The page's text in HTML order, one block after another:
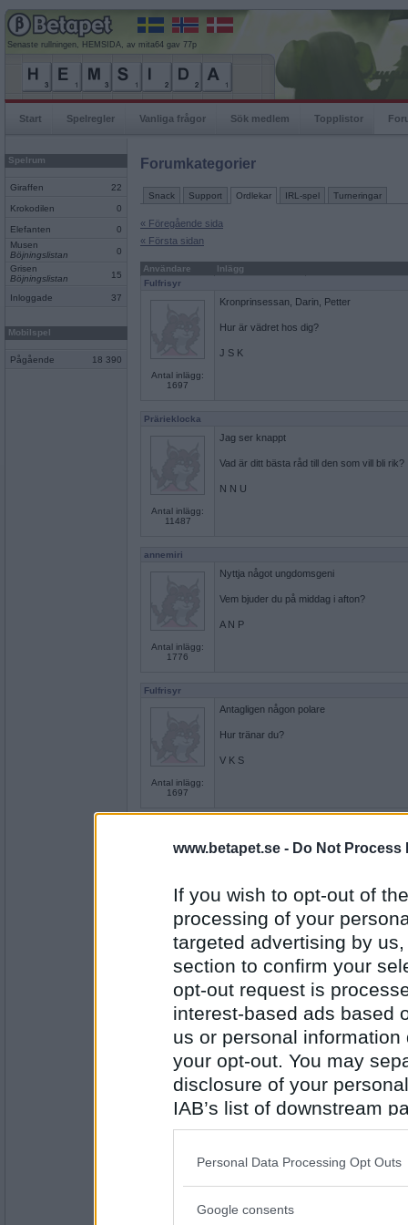
www.betapet.se - Do Not Process
If you wish to opt-out of
processing of your
targeted advertising by
section to confirm your
opt-out request is
interest-based ads based
us or personal
your opt-out. You may
disclosure of your
IAB’s list of downstream
also be disclosed by us
Downstream Participants
Please note that this
Personal Data Processing Opt Outs
Google consents
Senaste rullningen, HEMSIDA, av mita64 gav 77p
Start Spelregler Vanliga frågor Sök medlem Topplistor
Spelrum
Giraffen 22
Krokodilen 0
Elefanten
0
Musen
Böjningslistan
0
Grisen
Böjningslistan
15
Inloggade 37
Mobilspel
Pågående 18 390
Forumkategorier
Snack Support Ordlekar IRL-spel Turneringar
« Föregående sida
« Första sidan
Användare
Inlägg
Fulfrisyr
Antal inlägg:
1697
Kronprinsessan, Darin, Petter
Hur är vädret hos dig?
J S K
Prärieklocka
Antal inlägg:
11487
Jag ser knappt
Vad är ditt bästa råd till den som vill bli rik?
N N U
annemiri
Antal inlägg:
1776
Nyttja något ungdomsgeni
Vem bjuder du på middag i afton?
A N P
Fulfrisyr
Antal inlägg:
1697
Antagligen någon polare
Hur tränar du?
V K S
Antal inlägg:
11487
Varierat (kajakcross, sumobrottning)
M E R
Fulfrisyr
1697
Hur ser din hall ut?
U L G
Antal inlägg:
Underbart liten, gammaldags
H N Y